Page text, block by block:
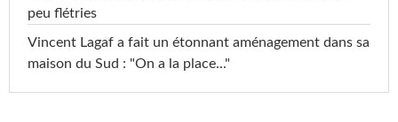
peu flétries
Vincent Lagaf a fait un étonnant aménagement dans sa
maison du Sud : "On a la place..."